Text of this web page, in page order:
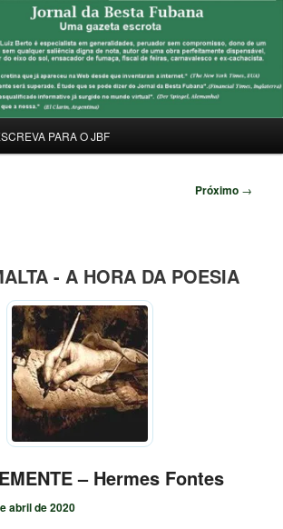
FUBANA
PARA O JBF
Próximo →
- A HORA DA POESIA
– Hermes Fontes
abril de 2020